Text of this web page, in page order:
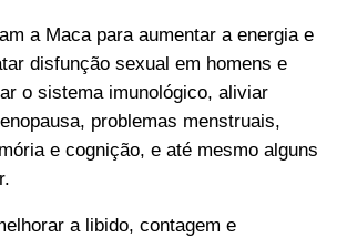
a Maca para aumentar a energia e
disfunção sexual em homens e
o sistema imunológico, aliviar
problemas menstruais,
e cognição, e até mesmo alguns
a libido, contagem e